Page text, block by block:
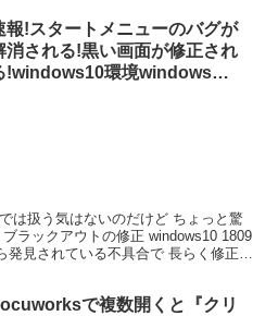
報!スタートメニューのバグが
消される!黒い画面が修正され
!windows10環境windows
は扱う気はないのだけど ちょっと驚
ラックアウトの修正 windows10 1809
見されている不具合で 長らく修正さ
で複数開くと『クリ